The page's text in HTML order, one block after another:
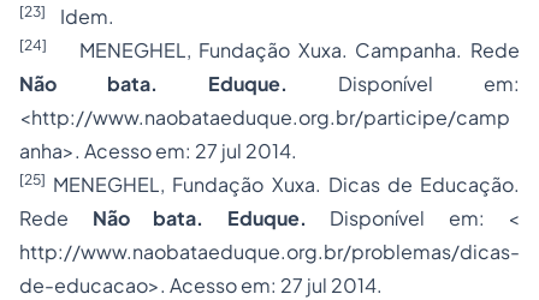
[23] Idem.
[24]
MENEGHEL, Fundação Xuxa. Campanha. Rede
Não bata. Eduque. Disponível em:
<http://www.naobataeduque.org.br/participe/camp
anha>. Acesso em: 27 jul 2014.
[25] MENEGHEL, Fundação Xuxa. Dicas de Educação.
Rede Não bata. Eduque. Disponível em: <
http://www.naobataeduque.org.br/problemas/dicas-
de-educacao>. Acesso em: 27 jul 2014.